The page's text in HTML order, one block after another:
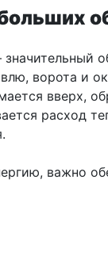
ворота и
вверх,
расход
важно